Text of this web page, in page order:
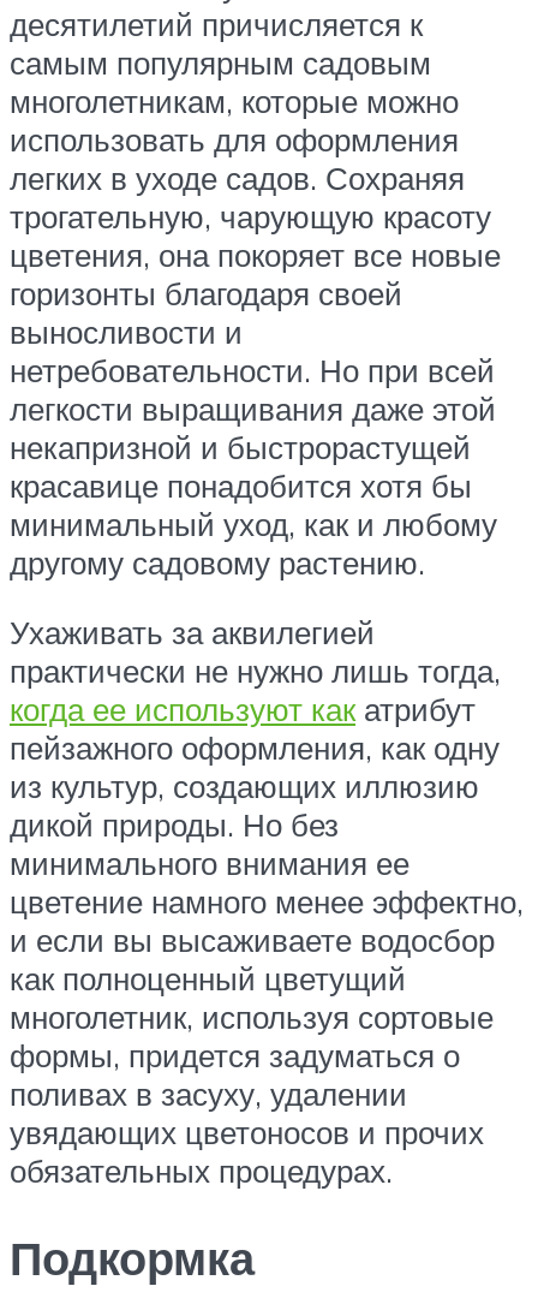
десятилетий причисляется к
самым популярным садовым
многолетникам, которые можно
использовать для оформления
легких в уходе садов. Сохраняя
трогательную, чарующую красоту
цветения, она покоряет все новые
горизонты благодаря своей
выносливости и
нетребовательности. Но при всей
легкости выращивания даже этой
некапризной и быстрорастущей
красавице понадобится хотя бы
минимальный уход, как и любому
другому садовому растению.
Ухаживать за аквилегией
практически не нужно лишь тогда,
когда ее используют какатрибут
пейзажного оформления, как одну
из культур, создающих иллюзию
дикой природы. Но без
минимального внимания ее
цветение намного менее эффектно,
и если вы высаживаете водосбор
как полноценный цветущий
многолетник, используя сортовые
формы, придется задуматься о
поливах в засуху, удалении
увядающих цветоносов и прочих
обязательных процедурах.
Подкормка